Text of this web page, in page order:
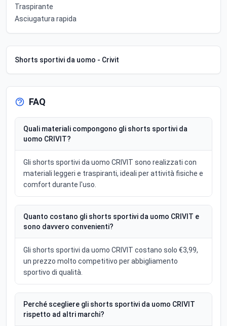
Traspirante
Asciugatura rapida
Shorts sportivi da uomo - Crivit
FAQ
Quali materiali compongono gli shorts sportivi da
uomo CRIVIT?
Gli shorts sportivi da uomo CRIVIT sono realizzati con
materiali leggeri e traspiranti, ideali per attività fisiche e
comfort durante l'uso.
Quanto costano gli shorts sportivi da uomo CRIVIT e
sono davvero convenienti?
Gli shorts sportivi da uomo CRIVIT costano solo €3,99,
un prezzo molto competitivo per abbigliamento
sportivo di qualità.
Perché scegliere gli shorts sportivi da uomo CRIVIT
rispetto ad altri marchi?